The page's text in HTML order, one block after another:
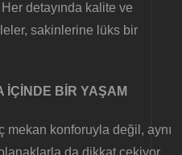
detayında kalite ve
sakinlerine lüks bir
İÇİNDE BİR YAŞAM
mekan konforuyla değil, aynı